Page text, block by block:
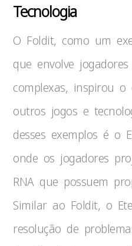
Tecnologia
O Foldit, como um
que envolve
complexas, inspirou o
outros jogos e
desses exemplos é o
onde os jogadores
RNA que possuem
Similar ao Foldit, o
resolução de